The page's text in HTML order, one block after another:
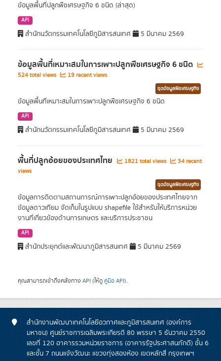
ข้อมูลพื้นที่ปลูกพืชเศรษฐกิจ 6 ชนิด (ล่าสุด)
API
สำนักนวัตกรรมเทคโนโลยีภูมิสารสนเทศ 5 มีนาคม 2569
ข้อมูลพื้นที่เหมาะสมในการเพาะปลูกพืชเศรษฐกิจ 6 ชนิด
524 total views 19 recent views
ชุดข้อมูลพืชเศรษฐกิจ
ข้อมูลพื้นที่เหมาะสมในการเพาะปลูกพืชเศรษฐกิจ 6 ชนิด
API
สำนักนวัตกรรมเทคโนโลยีภูมิสารสนเทศ 5 มีนาคม 2569
พื้นที่ปลูกอ้อยของประเทศไทย 1821 total views
34 recent
views
ชุดข้อมูลพืชเศรษฐกิจ
ข้อมูลการติดตามสถานการณ์การเพาะปลูกอ้อยของประเทศไทยจาก
ข้อมูลดาวเทียม จัดเก็บในรูปแบบ shapefile ใช้สำหรับให้บริการหน่วย
งานที่เกี่ยวข้องด้านการเกษตร และบริการประชาชน
API
สำนักประยุกต์และพัฒนาภูมิสารสนเทศ 5 มีนาคม 2569
คุณสามารถเข้าถึงคลังทาง API (ให้ดู คู่มือ API).
สำนักงานพัฒนาเทคโนโลยีอวกาศและภูมิสารสนเทศ (องค์การ
มหาชน) ศูนย์ราชการเฉลิมพระเกียรติ 80 พรรษา 5 ธันวาคม 2550
เลขที่ 120 อาคารรวมหน่วยราชการ (อาคารรัฐประศาสนภักดี) ชั้น 6
และชั้น 7 ถนนแจ้งวัฒนะ แขวงทุ่งสองห้อง เขตหลักสี่ กรุงเทพฯ